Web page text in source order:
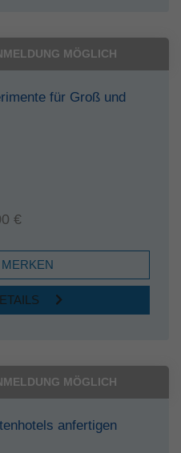
MÖGLICH
für Groß und
€
MÖGLICH
anfertigen